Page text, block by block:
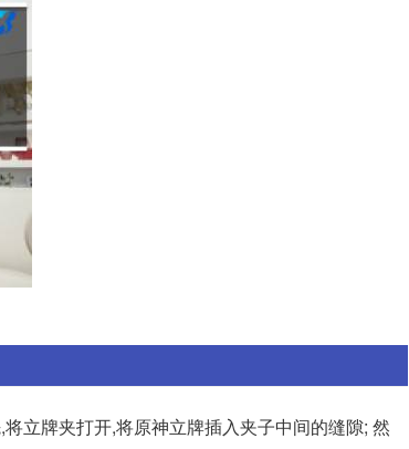
立牌夹打开,将原神立牌插入夹子中间的缝隙; 然